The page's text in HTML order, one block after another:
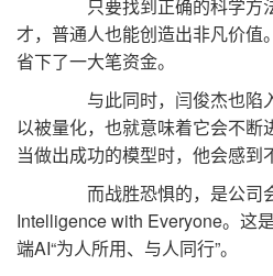
只要找到正确的科学方
才，普通人也能创造出非凡价值
省下了一大笔资金。
与此同时，闫俊杰也陷
以被量化，也就意味着它会不断
当做出成功的模型时，他会感到
而战胜恐惧的，是公司
Intelligence with Everyone。这
端AI“为人所用、与人同行”。